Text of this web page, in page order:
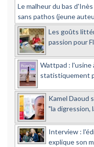
Le malheur du bas
sans pathos (jeune
Les goûts
passion pour
Wattpad : l'usine
statistiquement
Kamel Daoud
"la digression,
Interview :
explique son